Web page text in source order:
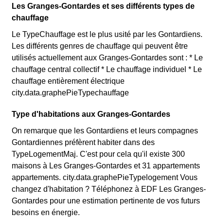
Les Granges-Gontardes et ses différents types de
chauffage
Le TypeChauffage est le plus usité par les Gontardiens.
Les différents genres de chauffage qui peuvent être
utilisés actuellement aux Granges-Gontardes sont : * Le
chauffage central collectif * Le chauffage individuel * Le
chauffage entièrement électrique
city.data.graphePieTypechauffage
Type d'habitations aux Granges-Gontardes
On remarque que les Gontardiens et leurs compagnes
Gontardiennes préfèrent habiter dans des
TypeLogementMaj. C'est pour cela qu'il existe 300
maisons à Les Granges-Gontardes et 31 appartements
appartements. city.data.graphePieTypelogement Vous
changez d'habitation ? Téléphonez à EDF Les Granges-
Gontardes pour une estimation pertinente de vos futurs
besoins en énergie.